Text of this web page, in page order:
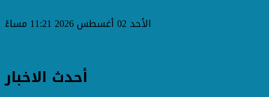
الأحد 02 أغسطس 2026 11:21 مساءً
أحدث الاخبار